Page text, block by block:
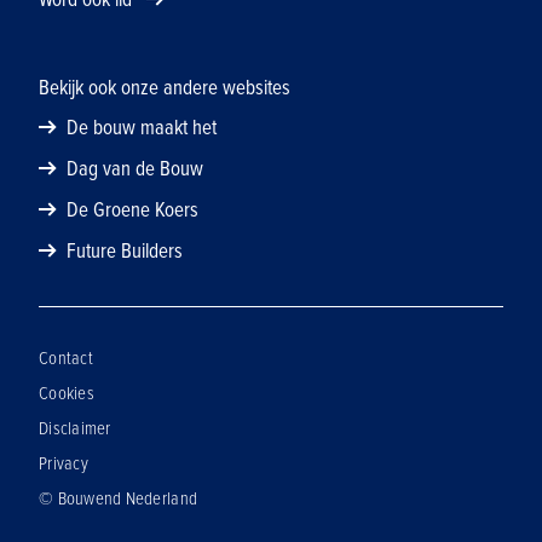
Bekijk ook onze andere websites
De bouw maakt het
Dag van de Bouw
De Groene Koers
Future Builders
Contact
Cookies
Disclaimer
Privacy
© Bouwend Nederland